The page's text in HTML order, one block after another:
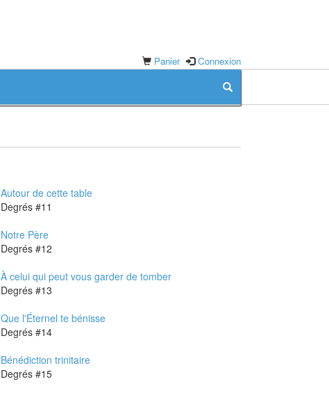
Panier Connexion
Autour de cette table
Degrés #11
Notre Père
Degrés #12
À celui qui peut vous garder de tomber
Degrés #13
Que l'Éternel te bénisse
Degrés #14
Bénédiction trinitaire
Degrés #15